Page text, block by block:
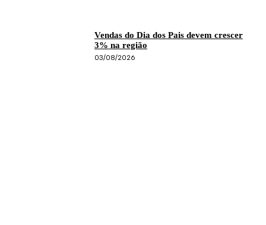
Vendas do Dia dos Pais devem crescer
3% na região
03/08/2026